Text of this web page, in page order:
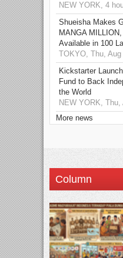
NEW YORK, 4
Shueisha Makes
MANGA
Available in 100
TOKYO, Thu,
Kickstarter
Fund to Back
the World
NEW YORK,
More news
Column